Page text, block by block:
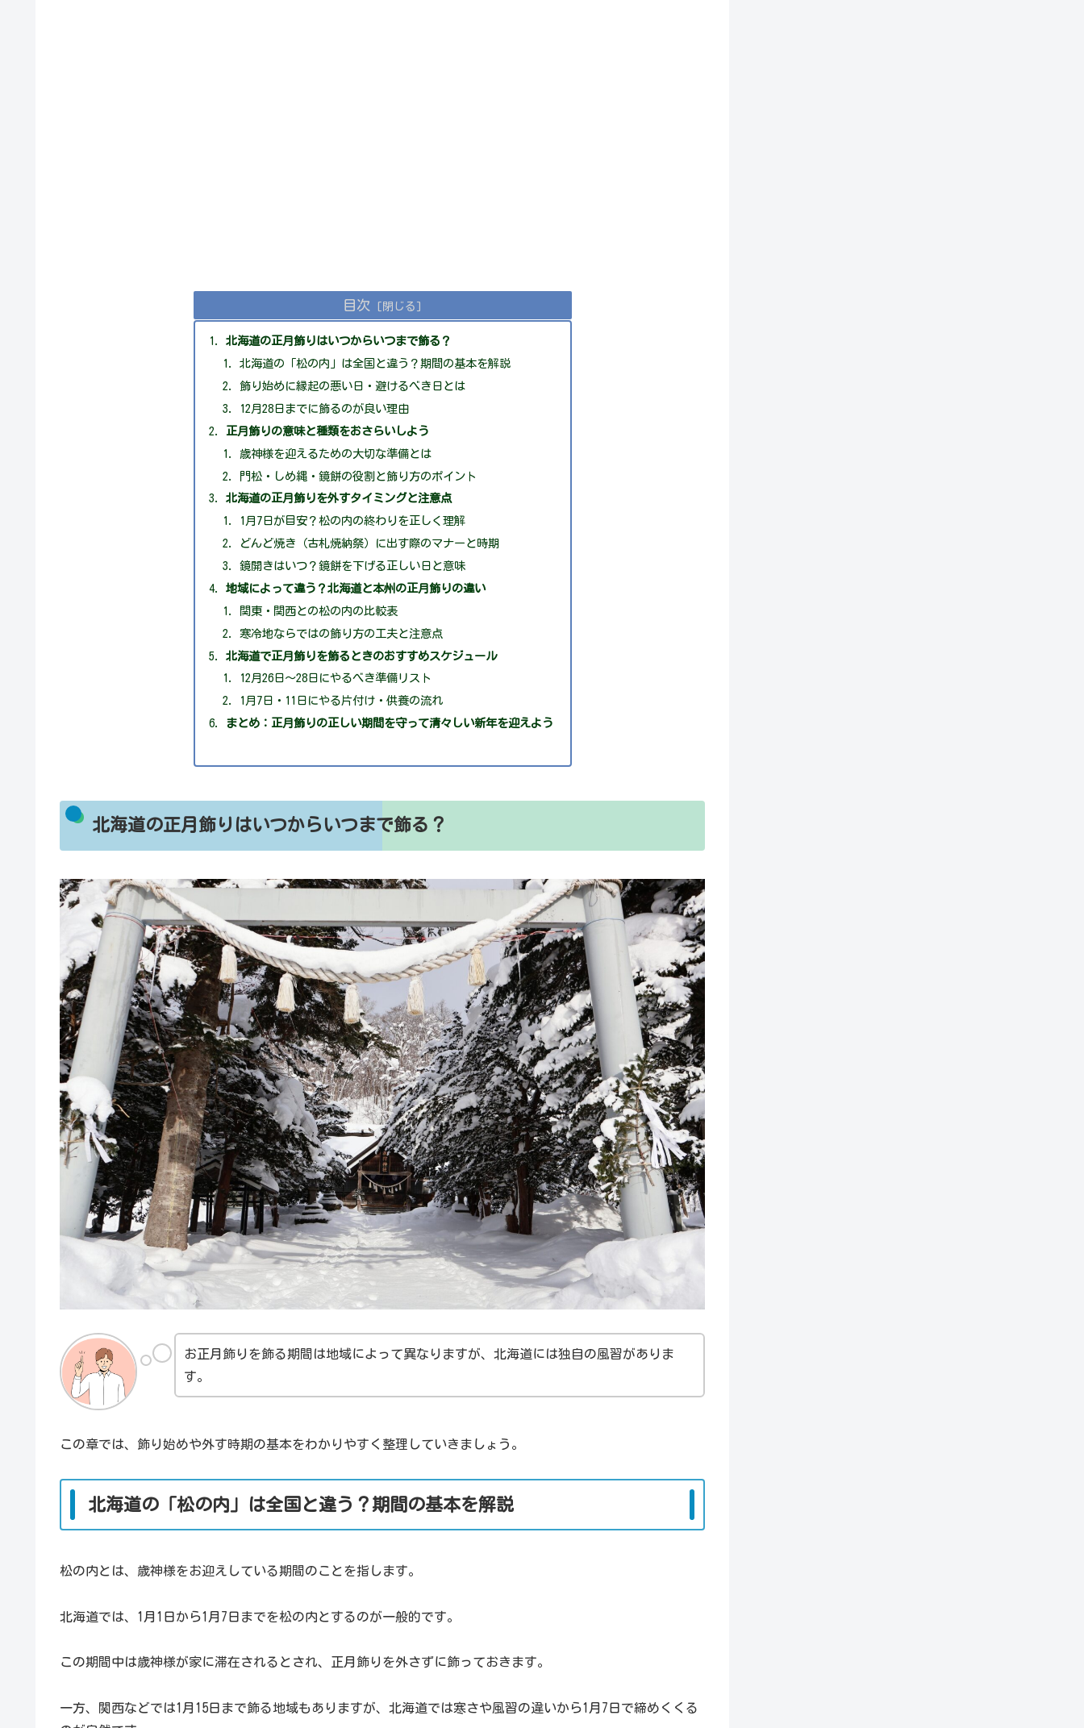
目次
北海道の正月飾りはいつからいつまで飾る？
北海道の「松の内」は全国と違う？期間の基本を解説
飾り始めに縁起の悪い日・避けるべき日とは
12月28日までに飾るのが良い理由
正月飾りの意味と種類をおさらいしよう
歳神様を迎えるための大切な準備とは
門松・しめ縄・鏡餅の役割と飾り方のポイント
北海道の正月飾りを外すタイミングと注意点
1月7日が目安？松の内の終わりを正しく理解
どんど焼き（古札焼納祭）に出す際のマナーと時期
鏡開きはいつ？鏡餅を下げる正しい日と意味
地域によって違う？北海道と本州の正月飾りの違い
関東・関西との松の内の比較表
寒冷地ならではの飾り方の工夫と注意点
北海道で正月飾りを飾るときのおすすめスケジュール
12月26日〜28日にやるべき準備リスト
1月7日・11日にやる片付け・供養の流れ
まとめ：正月飾りの正しい期間を守って清々しい新年を迎えよう
北海道の正月飾りはいつからいつまで飾る？
お正月飾りを飾る期間は地域によって異なりますが、北海道には独自の風習がありま
す。
この章では、飾り始めや外す時期の基本をわかりやすく整理していきましょう。
北海道の「松の内」は全国と違う？期間の基本を解説
松の内とは、歳神様をお迎えしている期間のことを指します。
北海道では、1月1日から1月7日までを松の内とするのが一般的です。
この期間中は歳神様が家に滞在されるとされ、正月飾りを外さずに飾っておきます。
一方、関西などでは1月15日まで飾る地域もありますが、北海道では寒さや風習の違いから1月7日で締めくくる